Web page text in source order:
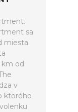
sa
miesta
km od
v
ktorého